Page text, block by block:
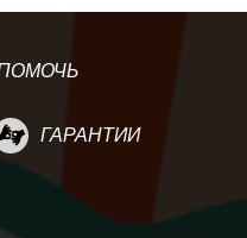
ГАРАНТИИ